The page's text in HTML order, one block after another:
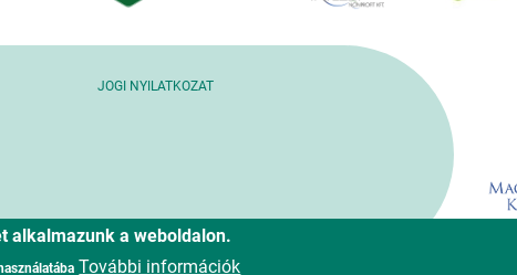
JOGI NYILATKOZAT
alkalmazunk a weboldalon.
További információk